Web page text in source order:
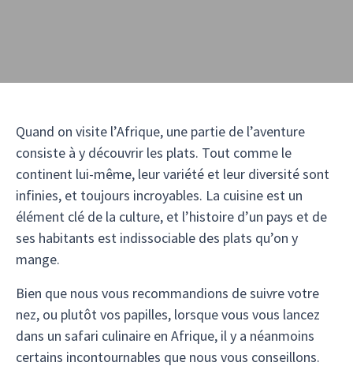
Quand on visite l’Afrique, une partie de l’aventure
consiste à y découvrir les plats. Tout comme le
continent lui-même, leur variété et leur diversité sont
infinies, et toujours incroyables. La cuisine est un
élément clé de la culture, et l’histoire d’un pays et de
ses habitants est indissociable des plats qu’on y
mange.
Bien que nous vous recommandions de suivre votre
nez, ou plutôt vos papilles, lorsque vous vous lancez
dans un safari culinaire en Afrique, il y a néanmoins
certains incontournables que nous vous conseillons.